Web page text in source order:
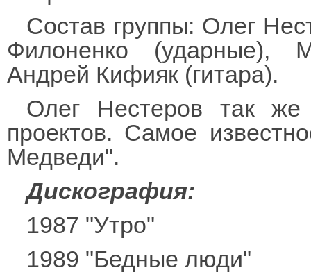
Состав группы: Олег
Филоненко (ударные),
Андрей Кифияк (гитара).
Олег Нестеров так же
проектов. Самое
Медведи".
Дискография:
1987 "Утро"
1989 "Бедные люди"